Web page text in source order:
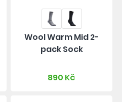
Wool Warm Mid 2-
pack Sock
890 Kč